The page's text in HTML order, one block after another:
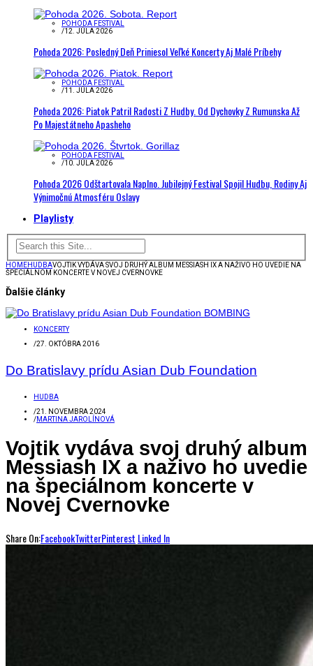
POHODA FESTIVAL
/12. JÚLA 2026
Pohoda 2026: Posledný Deň Priniesol Veľké Koncerty Aj Malé Príbehy
POHODA FESTIVAL
/11. JÚLA 2026
Pohoda 2026: Piatok Patril Radosti Z Hudby. Od Dychovky Z Rumunska Až
Po Majestátneho Apasheho
POHODA FESTIVAL
/10. JÚLA 2026
Pohoda 2026 Odštartovala Naplno. Jubilejný Festival Spojil Hudbu, Rodiny Aj
Výnimočnú Atmosféru Oslavy
Playlisty
HOMEHUDBAVOJTIK VYDÁVA SVOJ DRUHÝ ALBUM MESSIASH IX A NAŽIVO HO UVEDIE NA
ŠPECIÁLNOM KONCERTE V NOVEJ CVERNOVKE
Ďalšie články
KONCERTY
/27. OKTÓBRA 2016
Do Bratislavy prídu Asian Dub Foundation
HUDBA
/21. NOVEMBRA 2024
/MARTINA JAROLÍNOVÁ
Vojtik vydáva svoj druhý album
Messiash IX a naživo ho uvedie
na špeciálnom koncerte v
Novej Cvernovke
Share On:FacebookTwitterPinterest Linked In